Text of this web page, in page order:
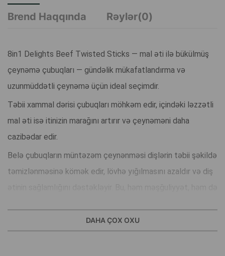
Brend Haqqında
Rəylər(0)
8in1 Delights Beef Twisted Sticks — mal əti ilə bükülmüş
çeynəmə çubuqları — gündəlik mükafatlandırma və
uzunmüddətli çeynəmə üçün ideal seçimdir.
Təbii xammal dərisi çubuqları möhkəm edir, içindəki ləzzətli
mal əti isə itinizin marağını artırır və çeynəməni daha
cazibədar edir.
Belə çubuqların müntəzəm çeynənməsi dişlərin təbii şəkildə
təmizlənməsinə kömək edir, lövhə yığılmasını azaldır və diş
1 kq-dan yuxarı çəkisi olan itlər üçün uyğundur.
DAHA ÇOX OXU